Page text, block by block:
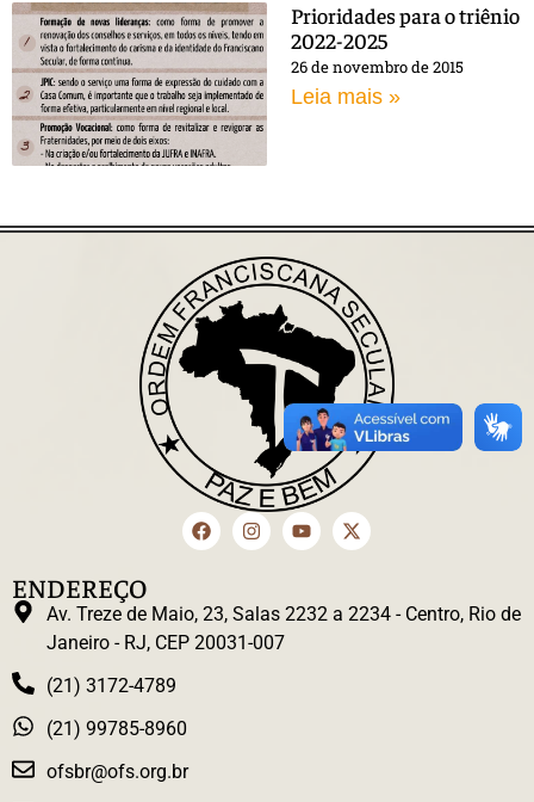
Prioridades para o triênio
2022-2025
26 de novembro de 2015
Leia mais »
ENDEREÇO
Av. Treze de Maio, 23, Salas 2232 a 2234 - Centro, Rio de
Janeiro - RJ, CEP 20031-007
(21) 3172-4789
(21) 99785-8960
ofsbr@ofs.org.br